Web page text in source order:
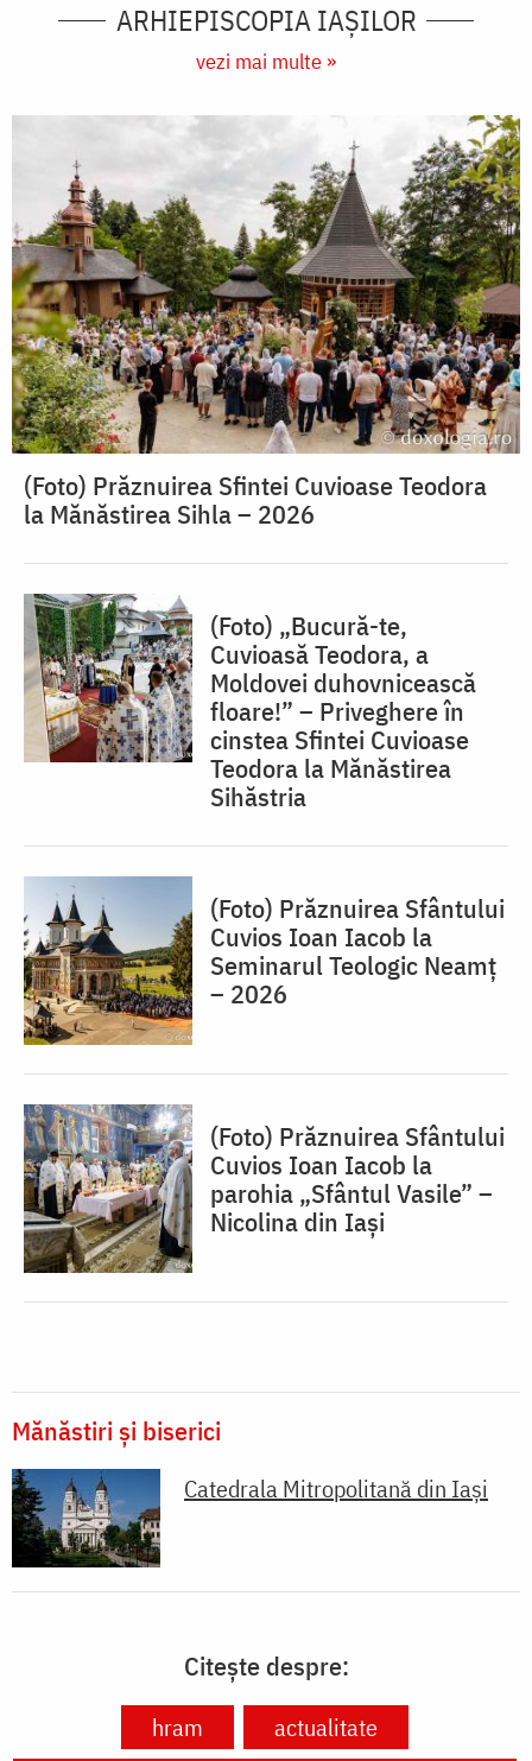
ARHIEPISCOPIA IAŞILOR
vezi mai multe »
(Foto) Prăznuirea Sfintei Cuvioase Teodora
la Mănăstirea Sihla – 2026
(Foto) „Bucură-te,
Cuvioasă Teodora, a
Moldovei duhovnicească
floare!” – Priveghere în
cinstea Sfintei Cuvioase
Teodora la Mănăstirea
Sihăstria
(Foto) Prăznuirea Sfântului
Cuvios Ioan Iacob la
Seminarul Teologic Neamț
– 2026
(Foto) Prăznuirea Sfântului
Cuvios Ioan Iacob la
parohia „Sfântul Vasile” –
Nicolina din Iași
Mănăstiri și biserici
Catedrala Mitropolitană din Iaşi
Citește despre:
hram
actualitate